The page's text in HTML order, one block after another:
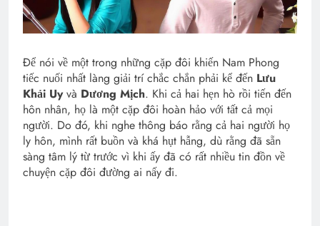
Để nói về một trong những cặp đôi khiến Nam Phong
tiếc nuối nhất làng giải trí chắc chắn phải kể đến Lưu
Khải Uyvà Dương Mịch. Khi cả hai hẹn hò rồi tiến đến
hôn nhân, họ là một cặp đôi hoàn hảo với tất cả mọi
người. Do đó, khi nghe thông báo rằng cả hai người họ
ly hôn, mình rất buồn và khá hụt hẫng, dù rằng đã sẵn
sàng tâm lý từ trước vì khi ấy đã có rất nhiều tin đồn về
chuyện cặp đôi đường ai nấy đi.